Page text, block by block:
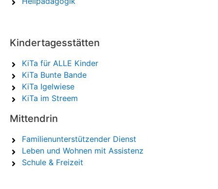
Kindertagesstätten
KiTa für ALLE Kinder
KiTa Bunte Bande
KiTa Igelwiese
KiTa im Streem
Mittendrin
Familienunterstützender Dienst
Leben und Wohnen mit Assistenz
Schule & Freizeit